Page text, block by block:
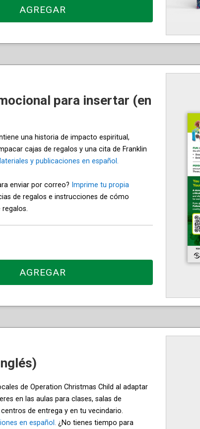
AGREGAR
para insertar (en
una historia de impacto espiritual,
cajas de regalos y una cita de Franklin
y publicaciones en español.
enviar por correo? Imprime tu propia
de regalos e instrucciones de cómo
AGREGAR
de Operation Christmas Child al adaptar
en las aulas para clases, salas de
de entrega y en tu vecindario.
en español. ¿No tienes tiempo para